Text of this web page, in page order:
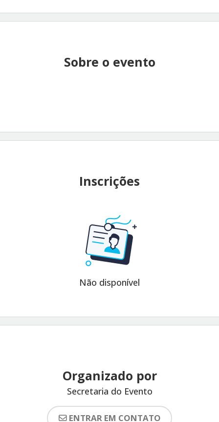
Sobre o evento
Inscrições
Não disponível
Organizado por
Secretaria do Evento
ENTRAR EM CONTATO